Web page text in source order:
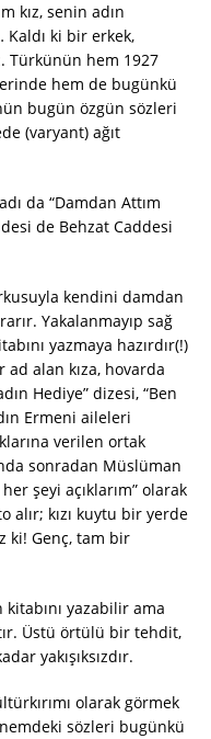
kız, senin adın
Kaldı ki bir erkek,
Türkünün hem 1927
hem de bugünkü
bugün özgün sözleri
(varyant) ağıt
da “Damdan Attım
de Behzat Caddesi
kendini damdan
Yakalanmayıp sağ
yazmaya hazırdır(!)
alan kıza, hovarda
Hediye” dizesi, “Ben
Ermeni aileleri
verilen ortak
sonradan Müslüman
şeyi açıklarım” olarak
alır; kızı kuytu bir yerde
ki! Genç, tam bir
kitabını yazabilir ama
Üstü örtülü bir tehdit,
yakışıksızdır.
olarak görmek
sözleri bugünkü